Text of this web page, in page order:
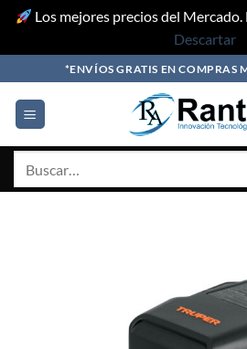
Los mejores precios del
Descartar
to
content
*ENVÍOS GRATIS EN COMPRAS